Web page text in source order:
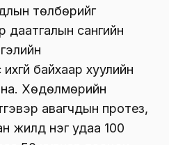
төлбөрийг
даатгалын сангийн
байхаар хуулийн
Хөдөлмөрийн
авагчдын протез,
жилд нэгудаа 100